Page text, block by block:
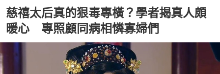
慈禧太后真的狠毒專橫？學者揭真人頗
暖心 專照顧同病相憐寡婦們